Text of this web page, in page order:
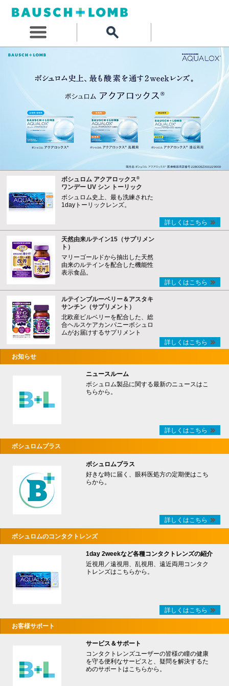
ボシュロム アクアロックス®
ワンデー UV シン トーリック
ボシュロム史上、最も洗練された
1dayトーリックレンズ。
詳しくはこちら
天然由来ルテイン15（サプリメン
ト）
マリーゴールドから抽出した天然
由来のルテインを配合した機能性
表示食品。
詳しくはこちら
ルテインブルーベリー＆アスタキ
サンチン（サプリメント）
北欧産ビルベリーを配合した、総
合ヘルスケアカンパニーボシュロ
ムがお届けするサプリメント
詳しくはこちら
お知らせ
ニュースルーム
ボシュロム製品に関する最新のニュースはこ
ちらから。
詳しくはこちら
ボシュロムプラス
ボシュロムプラス
好きな時に届く、眼科医処方の定期便はこち
らから。
詳しくはこちら
ボシュロムのコンタクトレンズ
1day 2weekなど各種コンタクトレンズの紹介
近視用／遠視用、乱視用、遠近両用コンタク
トレンズはこちらから。
詳しくはこちら
お客様サポート
サービス＆サポート
コンタクトレンズユーザーの皆様の瞳の健康
を守る便利なサービスと、疑問を解決するた
めのサポートはこちらから。